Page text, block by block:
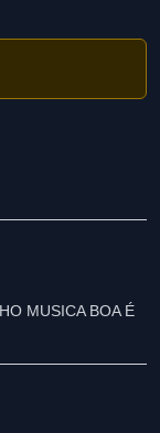
MUSICA BOA É